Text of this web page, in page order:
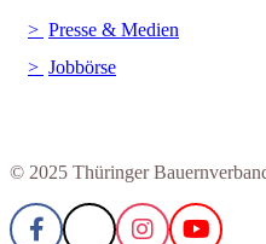
Presse & Medien
Jobbörse
© 2025 Thüringer